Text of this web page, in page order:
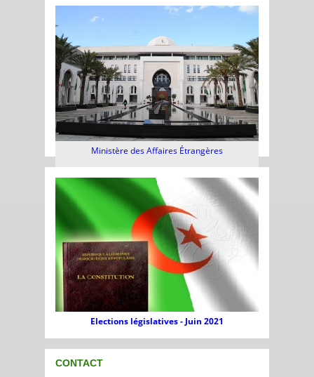
Ministère des Affaires Étrangères
Elections législatives - Juin 2021
CONTACT